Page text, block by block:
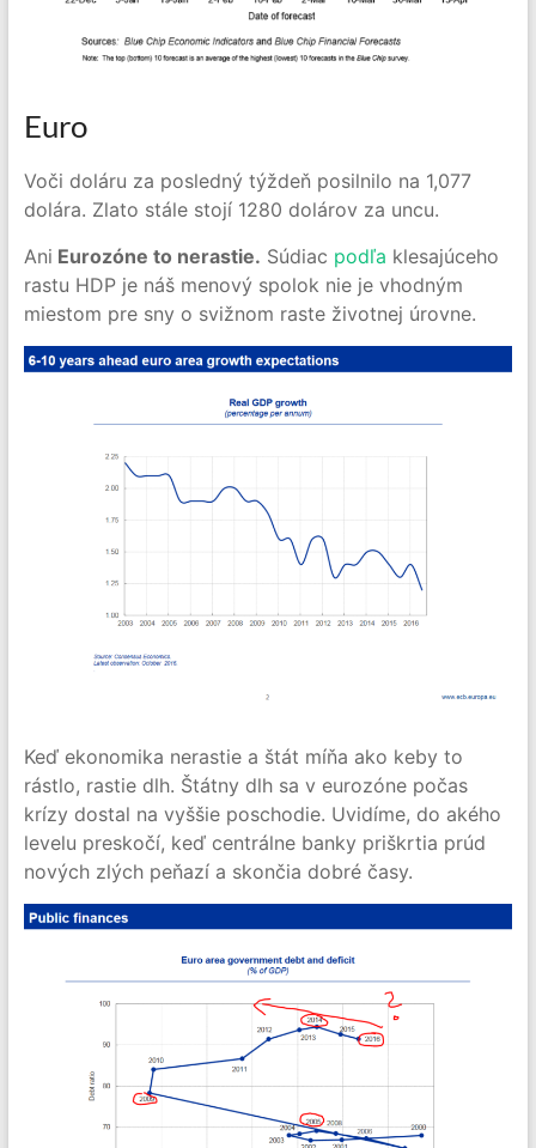
Euro
Voči doláru za posledný týždeň posilnilo na 1,077
dolára. Zlato stále stojí 1280 dolárov za uncu.
Ani Eurozóne to nerastie. Súdiac podľa klesajúceho
rastu HDP je náš menový spolok nie je vhodným
miestom pre sny o svižnom raste životnej úrovne.
Keď ekonomika nerastie a štát míňa ako keby to
rástlo, rastie dlh. Štátny dlh sa v eurozóne počas
krízy dostal na vyššie poschodie. Uvidíme, do akého
levelu preskočí, keď centrálne banky priškrtia prúd
nových zlých peňazí a skončia dobré časy.